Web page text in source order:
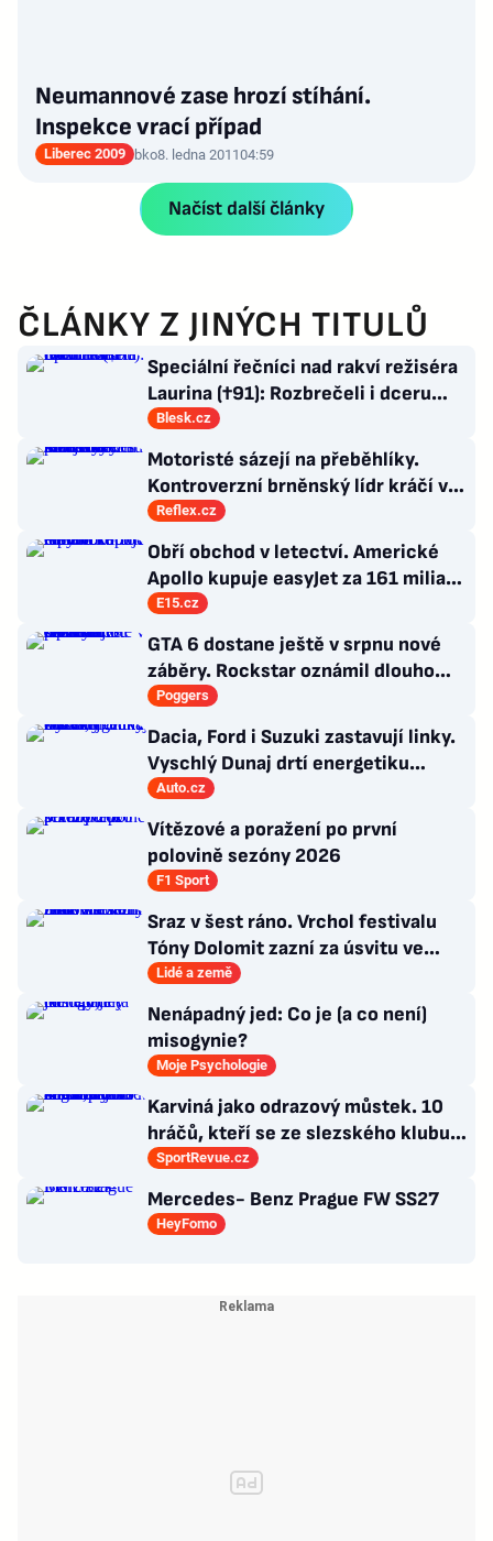
Neumannové zase hrozí stíhání.
Inspekce vrací případ
Liberec 2009 bko8. ledna 201104:59
Načíst další články
ČLÁNKY Z JINÝCH TITULŮ
Speciální řečníci nad rakví režiséra
Laurina (†91): Rozbrečeli i dceru
Sabinu
Blesk.cz
Motoristé sázejí na přeběhlíky.
Kontroverzní brněnský lídr kráčí v
závěsu ministryně Mrázové
Reflex.cz
Obří obchod v letectví. Americké
Apollo kupuje easyJet za 161 miliard
korun
E15.cz
GTA 6 dostane ještě v srpnu nové
záběry. Rockstar oznámil dlouho
očekávanou prezentaci
Poggers
Dacia, Ford i Suzuki zastavují linky.
Vyschlý Dunaj drtí energetiku
Balkánu
Auto.cz
Vítězové a poražení po první
polovině sezóny 2026
F1 Sport
Sraz v šest ráno. Vrchol festivalu
Tóny Dolomit zazní za úsvitu ve
3000 metrech
Lidé a země
Nenápadný jed: Co je (a co není)
misogynie?
Moje Psychologie
Karviná jako odrazový můstek. 10
hráčů, kteří se ze slezského klubu
probili k lukrativnímu angažmá
SportRevue.cz
Mercedes- Benz Prague FW SS27
HeyFomo